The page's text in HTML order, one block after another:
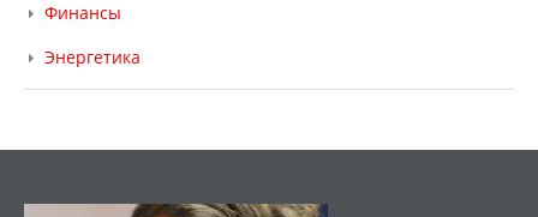
Финансы
Энергетика